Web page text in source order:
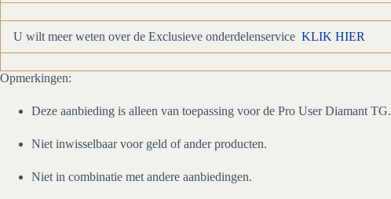
U wilt meer weten over de Exclusieve onderdelenservice KLIK HIER
Opmerkingen:
Deze aanbieding is alleen van toepassing voor de Pro User Diamant TG.
Niet inwisselbaar voor geld of ander producten.
Niet in combinatie met andere aanbiedingen.